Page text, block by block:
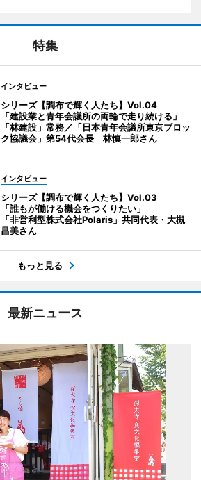
特集
インタビュー
シリーズ【調布で輝く人たち】Vol.04
「建設業と青年会議所の両輪で走り続ける」
「林建設」常務／「日本青年会議所東京ブロッ
ク協議会」第54代会長 林慎一郎さん
インタビュー
シリーズ【調布で輝く人たち】Vol.03
「誰もが働ける機会をつくりたい」
「非営利型株式会社Polaris」共同代表・大槻
昌美さん
もっと見る
最新ニュース